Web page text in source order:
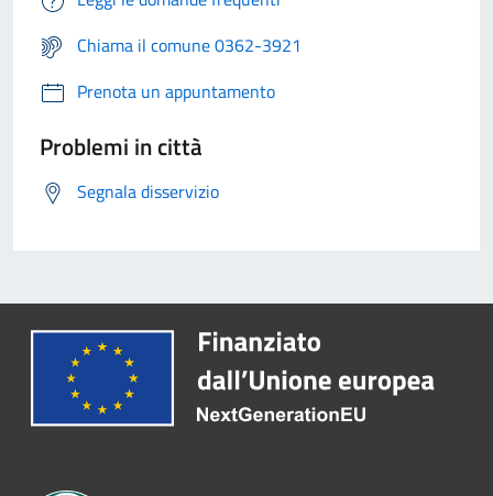
Chiama il comune 0362-3921
Prenota un appuntamento
Problemi in città
Segnala disservizio